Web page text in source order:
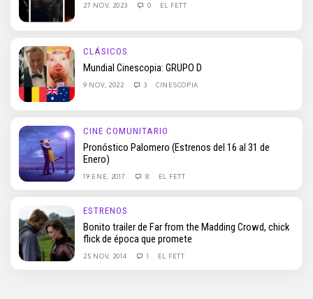
27 NOV, 2023 0 EL FETT
CLÁSICOS
Mundial Cinescopia: GRUPO D
9 NOV, 2022 3 CINESCOPIA
CINE COMUNITARIO
Pronóstico Palomero (Estrenos del 16 al 31 de
Enero)
19 ENE, 2017 8 EL FETT
ESTRENOS
Bonito trailer de Far from the Madding Crowd, chick
flick de época que promete
25 NOV, 2014 1 EL FETT